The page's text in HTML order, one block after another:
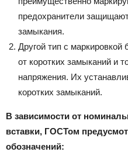
предохранители защищают
замыкания.
Другой тип с
от коротких замыканий и
напряжения. Их
коротких замыканий.
В зависимости от
вставки, ГОСТом
обозначений: